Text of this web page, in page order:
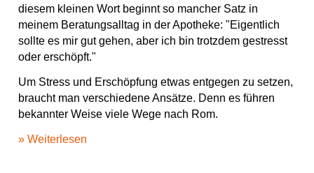
diesem kleinen Wort beginnt so mancher Satz in
meinem Beratungsalltag in der Apotheke: "Eigentlich
sollte es mir gut gehen, aber ich bin trotzdem gestresst
oder erschöpft."
Um Stress und Erschöpfung etwas entgegen zu setzen,
braucht man verschiedene Ansätze. Denn es führen
bekannter Weise viele Wege nach Rom.
» Weiterlesen